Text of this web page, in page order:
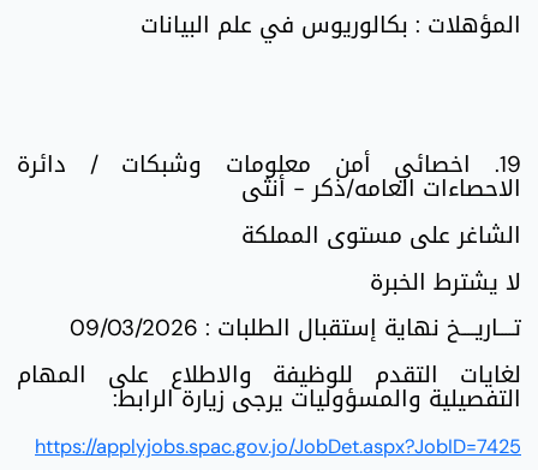
المؤهلات : بكالوريوس في علم البيانات
19. اخصائي أمن معلومات وشبكات / دائرة
الاحصاءات العامه/ذكر - أنثى
الشاغر على مستوى المملكة
لا يشترط الخبرة
تــــاريــــخ نهاية إستقبال الطلبات : 09/03/2026
لغايات التقدم للوظيفة والاطلاع على المهام
التفصيلية والمسؤوليات يرجى زيارة الرابط:
https://applyjobs.spac.gov.jo/JobDet.aspx?JobID=7425